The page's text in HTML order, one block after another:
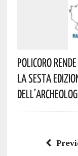
Policoro
La Sesta